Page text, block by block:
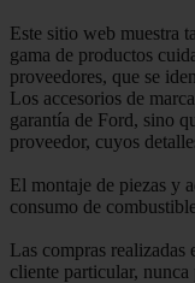
Este sitio web muestra
gama de productos
proveedores, que se
Los accesorios de
garantía de Ford, sino
proveedor, cuyos
El montaje de piezas y
consumo de
Las compras realizadas
cliente particular, nunca